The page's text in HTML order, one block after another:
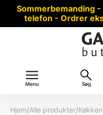
Sommerbemanding
telefon - Ordrer
Menu Søg
Hjem/Alle produkter/